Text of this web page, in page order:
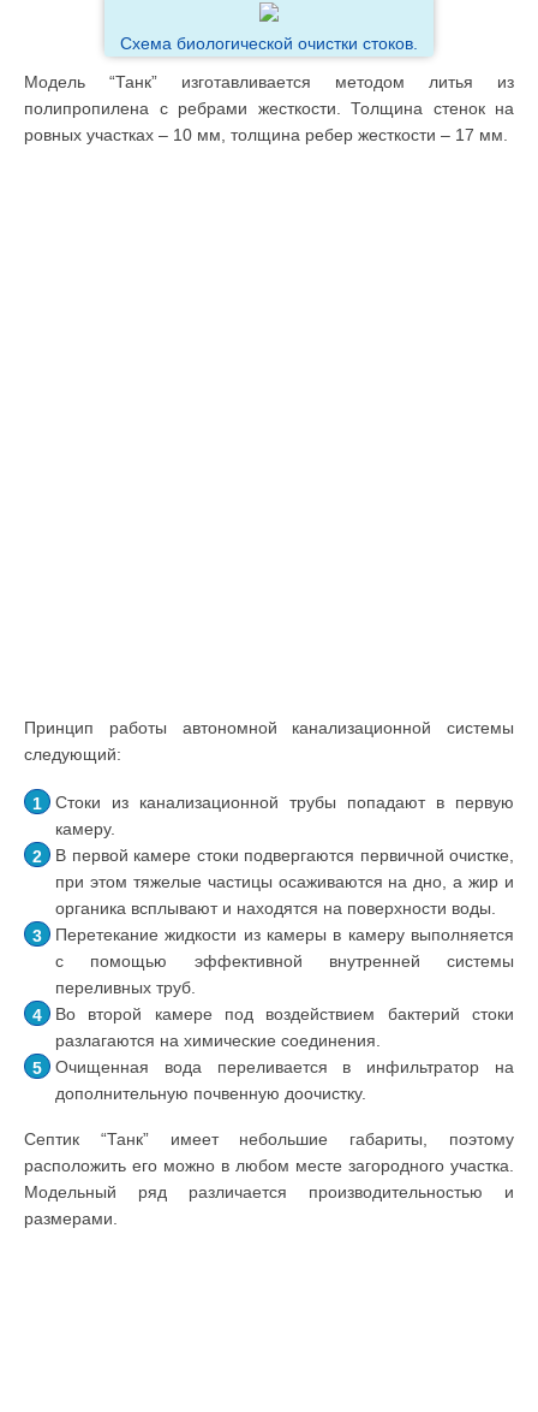
Схема биологической очистки стоков.
Модель “Танк” изготавливается методом литья из
полипропилена с ребрами жесткости. Толщина стенок на
ровных участках – 10 мм, толщина ребер жесткости – 17 мм.
Принцип работы автономной канализационной системы
следующий:
Стоки из канализационной трубы попадают в первую
камеру.
В первой камере стоки подвергаются первичной очистке,
при этом тяжелые частицы осаживаются на дно, а жир и
органика всплывают и находятся на поверхности воды.
Перетекание жидкости из камеры в камеру выполняется
с помощью эффективной внутренней системы
переливных труб.
Во второй камере под воздействием бактерий стоки
разлагаются на химические соединения.
Очищенная вода переливается в инфильтратор на
дополнительную почвенную доочистку.
Септик “Танк” имеет небольшие габариты, поэтому
расположить его можно в любом месте загородного участка.
Модельный ряд различается производительностью и
размерами.